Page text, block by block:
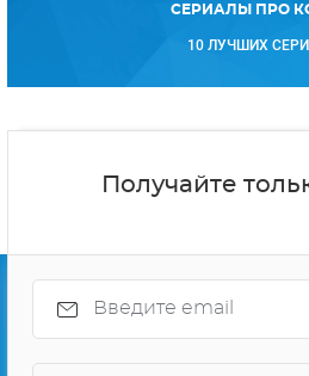
СЕРИАЛЫ ПРО
10 ЛУЧШИХ
Получайте